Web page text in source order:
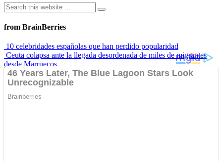
from BrainBerries
10 celebridades españolas que han perdido popularidad
Ceuta colapsa ante la llegada desordenada de miles de migrantes
desde Marruecos
Lamine Yamal y Messi a los 19 años: ¿quién fue mejor?
“Envidiosa”, la serie argentina que muestra a una mujer real